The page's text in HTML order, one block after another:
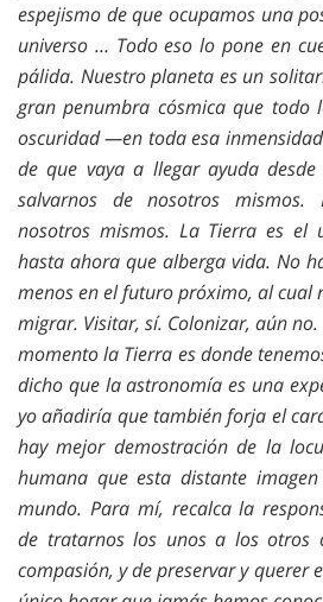
espejismo de que ocupamos una
universo … Todo eso lo pone en
pálida. Nuestro planeta es un
gran penumbra cósmica que todo
oscuridad —en toda esa
de que vaya a llegar ayuda
salvarnos de nosotros mismos.
nosotros mismos. La Tierra es el
hasta ahora que alberga vida. No
menos en el futuro próximo, al cual
migrar. Visitar, sí. Colonizar, aún
momento la Tierra es donde
dicho que la astronomía es una
yo añadiría que también forja el
hay mejor demostración de la
humana que esta distante
mundo. Para mí, recalca la
de tratarnos los unos a los otros
compasión, y de preservar y querer